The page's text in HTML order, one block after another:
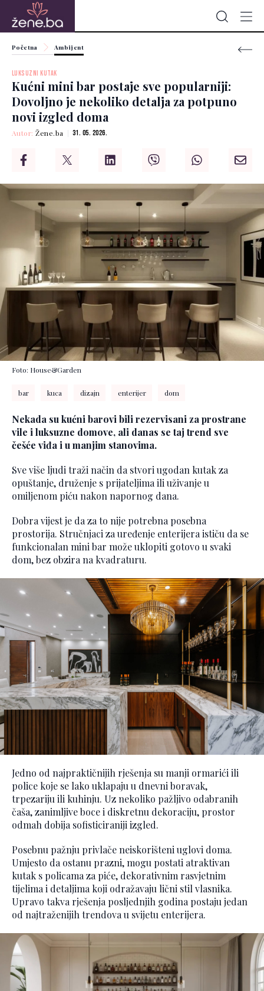
Početna Ambijent
LUKSUZNI KUTAK
Kućni mini bar postaje sve popularniji:
Dovoljno je nekoliko detalja za potpuno
novi izgled doma
Autor:Žene.ba 31. 05. 2026.
Foto: House&Garden
bar kuca dizajn enterijer dom
Nekada su kućni barovi bili rezervisani za prostrane
vile i luksuzne domove, ali danas se taj trend sve
češće viđa i u manjim stanovima.
Sve više ljudi traži način da stvori ugodan kutak za
opuštanje, druženje s prijateljima ili uživanje u
omiljenom piću nakon napornog dana.
Dobra vijest je da za to nije potrebna posebna
prostorija. Stručnjaci za uređenje enterijera ističu da se
funkcionalan mini bar može uklopiti gotovo u svaki
dom, bez obzira na kvadraturu.
Jedno od najpraktičnijih rješenja su manji ormarići ili
police koje se lako uklapaju u dnevni boravak,
trpezariju ili kuhinju. Uz nekoliko pažljivo odabranih
čaša, zanimljive boce i diskretnu dekoraciju, prostor
odmah dobija sofisticiraniji izgled.
Posebnu pažnju privlače neiskorišteni uglovi doma.
Umjesto da ostanu prazni, mogu postati atraktivan
kutak s policama za piće, dekorativnim rasvjetnim
tijelima i detaljima koji odražavaju lični stil vlasnika.
Upravo takva rješenja posljednjih godina postaju jedan
od najtraženijih trendova u svijetu enterijera.